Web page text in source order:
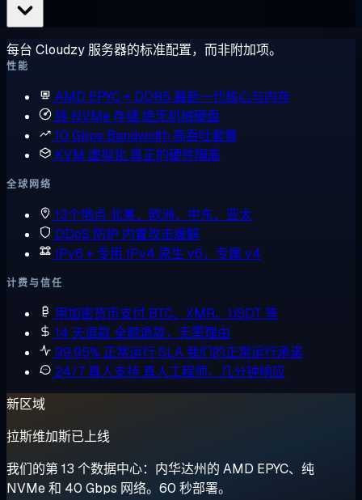
每台 Cloudzy 服务器的标准配置，而非附加项。
性能
AMD EPYC + DDR5 最新一代核心与内存
纯 NVMe 存储绝无机械硬盘
10 Gbps Bandwidth 高吞吐套餐
KVM 虚拟化 真正的硬件隔离
全球网络
13个地点 北美、欧洲、中东、亚太
DDoS 防护 内置攻击缓解
IPv6 + 专用 IPv4 原生 v6，专属 v4
计费与信任
用加密货币支付 BTC、XMR、USDT 等
14 天退款全额退款，无需理由
99.95% 正常运行 SLA我们的正常运行承诺
24/7 真人支持 真人工程师，几分钟响应
新区域
拉斯维加斯已上线
我们的第 13 个数据中心：内华达州的 AMD EPYC、纯
NVMe 和 40 Gbps 网络。60 秒部署。